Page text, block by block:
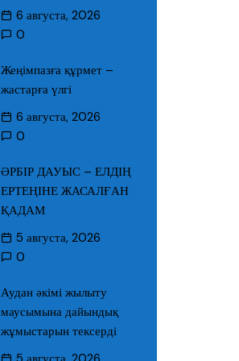
6 августа, 2026
0
Жеңімпазға құрмет –
жастарға үлгі
6 августа, 2026
0
ӘРБІР ДАУЫС – ЕЛДІҢ
ЕРТЕҢІНЕ ЖАСАЛҒАН
ҚАДАМ
5 августа, 2026
0
Аудан әкімі жылыту
маусымына дайындық
жұмыстарын тексерді